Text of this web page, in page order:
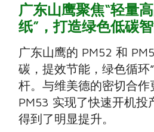
广东山鹰聚焦“轻量
纸”，打造绿色低碳
广东山鹰的 PM52 和
碳，提效节能，绿色循环
杆。与维美德的密切合作
PM53 实现了快速开机投
得到了明显提升。